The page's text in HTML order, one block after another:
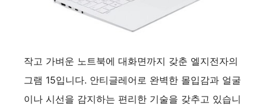
작고 가벼운 노트북에 대화면까지 갖춘 엘지전자의
그램 15입니다. 안티글레어로 완벽한 몰입감과 얼굴
이나 시선을 감지하는 편리한 기술을 갖추고 있습니